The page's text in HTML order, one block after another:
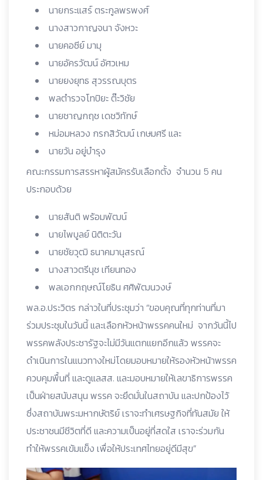
นายกระแสร์ ตระกูลพรพงศ์
นางสาวกาญจนา จังหวะ
นายคอซีย์ มามุ
นายอัครวัฒน์ อัศวเหม
นายยงยุทธ สุวรรณบุตร
พลตำรวจโทปิยะ ต๊ะวิชัย
นายชาญกฤช เดชวิทักษ์
หม่อมหลวง กรกสิวัฒน์ เกษมศรี และ
นายวัน อยู่บำรุง
คณะกรรมการสรรหาผู้สมัครรับเลือกตั้ง จำนวน 5 คน
ประกอบด้วย
นายสันติ พร้อมพัฒน์
นายไพบูลย์ นิติตะวัน
นายชัยวุฒิ ธนาคมานุสรณ์
นางสาวตรีนุช เทียนทอง
พลเอกกฤษณ์โยธิน ศศิพัฒนวงษ์
พล.อ.ประวิตร กล่าวในที่ประชุมว่า “ขอบคุณที่ทุกท่านที่มา
ร่วมประชุมในวันนี้ และเลือกหัวหน้าพรรคคนใหม่ จากวันนี้ไป
พรรคพลังประชารัฐจะไม่มีวันแตกแยกอีกแล้ว พรรคจะ
ดำเนินการในแนวทางใหม่โดยมอบหมายให้รองหัวหน้าพรรค
ควบคุมพื้นที่ และดูแลสส. และมอบหมายให้เลขาธิการพรรค
เป็นฝ่ายสนับสนุน พรรค จะยึดมั่นในสถาบัน และปกป้องไว้
ซึ่งสถาบันพระมหากษัตริย์ เราจะทำเศรษฐกิจที่ทันสมัย ให้
ประชาชนมีชีวิตที่ดี และความเป็นอยู่ที่สดใส เราจะร่วมกัน
ทำให้พรรคเข้มแข็ง เพื่อให้ประเทศไทยอยู่ดีมีสุข”